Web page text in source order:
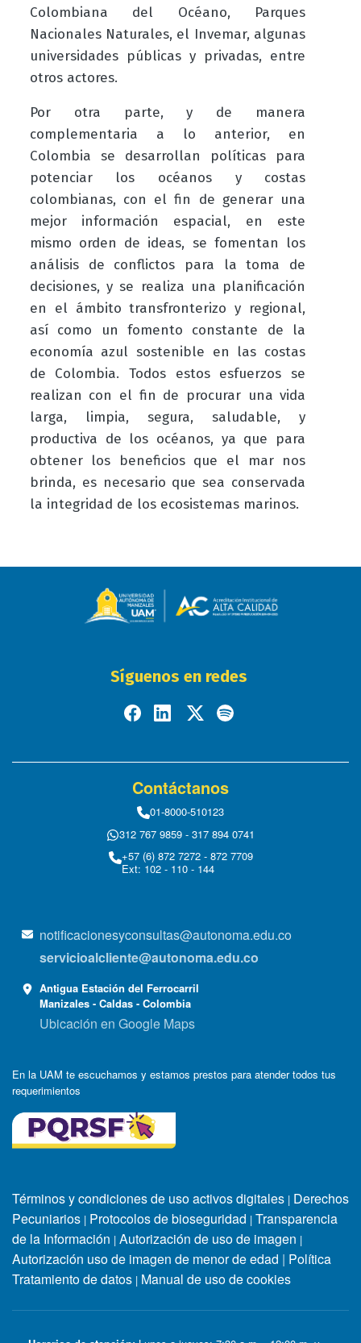
Colombiana del Océano, Parques
Nacionales Naturales, el Invemar, algunas
universidades públicas y privadas, entre
otros actores.
Por otra parte, y de manera
complementaria a lo anterior, en
Colombia se desarrollan políticas para
potenciar los océanos y costas
colombianas, con el fin de generar una
mejor información espacial, en este
mismo orden de ideas, se fomentan los
análisis de conflictos para la toma de
decisiones, y se realiza una planificación
en el ámbito transfronterizo y regional,
así como un fomento constante de la
economía azul sostenible en las costas
de Colombia. Todos estos esfuerzos se
realizan con el fin de procurar una vida
larga, limpia, segura, saludable, y
productiva de los océanos, ya que para
obtener los beneficios que el mar nos
brinda, es necesario que sea conservada
la integridad de los ecosistemas marinos.
Síguenos en redes
Contáctanos
01-8000-510123
312 767 9859 - 317 894 0741
+57 (6) 872 7272 - 872 7709
Ext: 102 - 110 - 144
notificacionesyconsultas@autonoma.edu.co
servicioalcliente@autonoma.edu.co
Antigua Estación del Ferrocarril
Manizales - Caldas - Colombia
Ubicación en Google Maps
En la UAM te escuchamos y estamos prestos para atender todos tus
requerimientos
Términos y condiciones de uso activos digitales | Derechos
Pecuniarios | Protocolos de bioseguridad | Transparencia
de la Información | Autorización de uso de imagen |
Autorización uso de imagen de menor de edad | Política
Tratamiento de datos | Manual de uso de cookies